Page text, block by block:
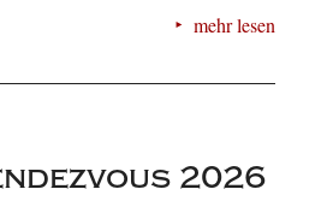
mehr lesen
2026